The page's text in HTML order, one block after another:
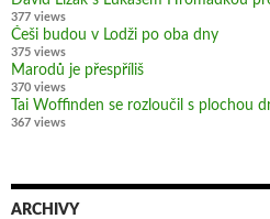
377 views
Češi budou v Lodži po oba dny
375 views
Marodů je přespříliš
370 views
Tai Woffinden se rozloučil s plochou
367 views
ARCHIVY